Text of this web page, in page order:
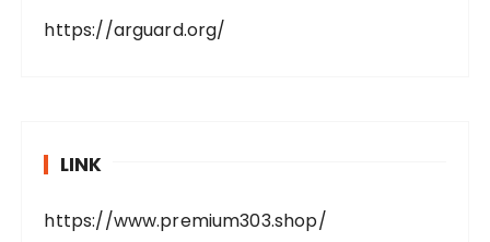
https://arguard.org/
LINK
https://www.premium303.shop/